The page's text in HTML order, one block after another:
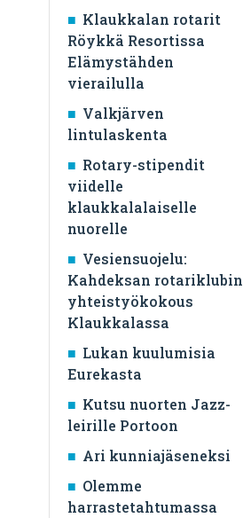
Klaukkalan rotarit
Röykkä Resortissa
Elämystähden
vierailulla
Valkjärven
lintulaskenta
Rotary-stipendit
viidelle
klaukkalalaiselle
nuorelle
Vesiensuojelu:
Kahdeksan rotariklubin
yhteistyökokous
Klaukkalassa
Lukan kuulumisia
Eurekasta
Kutsu nuorten Jazz-
leirille Portoon
Ari kunniajäseneksi
Olemme
harrastetahtumassa